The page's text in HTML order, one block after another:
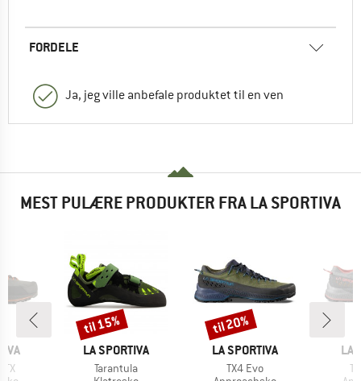
FORDELE
Ja, jeg ville anbefale produktet til en ven
MEST PULÆRE PRODUKTER FRA LA SPORTIVA
MÆRKE
LA SPORTIVA
Artikel
Tarantula
Rabat
til 15%
MÆRKE
LA SPORTIVA
Artikel
TX4 Evo
Rabat
til 20%
LA